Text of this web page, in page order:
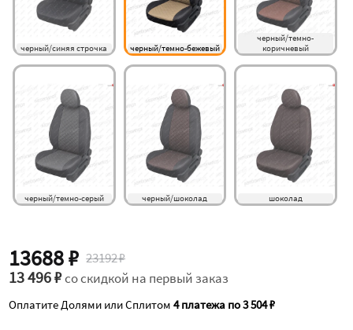
черный/синяя строчка черный/темно-бежевый
черный/темно-
коричневый
черный/темно-серый черный/шоколад шоколад
13688 ₽ 23192 ₽
13 496 ₽со скидкой на первый заказ
Оплатите Долями или Сплитом4 платежа по 3 504 ₽